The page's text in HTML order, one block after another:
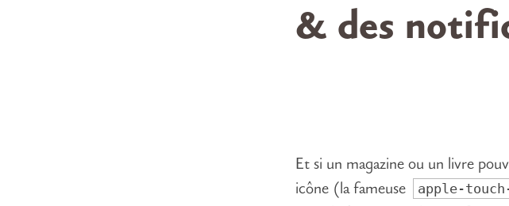
& des
Et si un magazine ou un livre
icône (la fameuse
apple-